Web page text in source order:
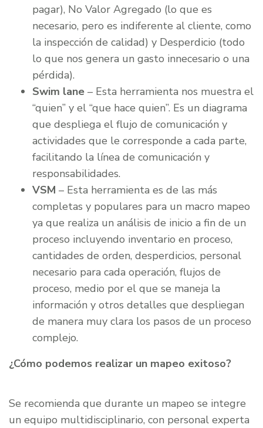
pagar), No Valor Agregado (lo que es
necesario, pero es indiferente al cliente, como
la inspección de calidad) y Desperdicio (todo
lo que nos genera un gasto innecesario o una
pérdida).
Swim lane – Esta herramienta nos muestra el
“quien” y el “que hace quien”. Es un diagrama
que despliega el flujo de comunicación y
actividades que le corresponde a cada parte,
facilitando la línea de comunicación y
responsabilidades.
VSM – Esta herramienta es de las más
completas y populares para un macro mapeo
ya que realiza un análisis de inicio a fin de un
proceso incluyendo inventario en proceso,
cantidades de orden, desperdicios, personal
necesario para cada operación, flujos de
proceso, medio por el que se maneja la
información y otros detalles que despliegan
de manera muy clara los pasos de un proceso
complejo.
¿Cómo podemos realizar un mapeo exitoso?
Se recomienda que durante un mapeo se integre
un equipo multidisciplinario, con personal experta